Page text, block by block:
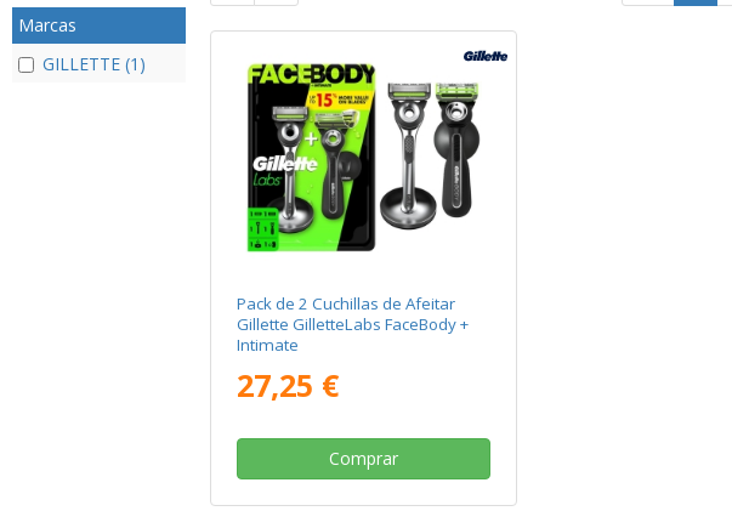
Marcas
GILLETTE (1)
Pack de 2 Cuchillas de Afeitar
Gillette GilletteLabs FaceBody +
Intimate
27,25 €
Comprar